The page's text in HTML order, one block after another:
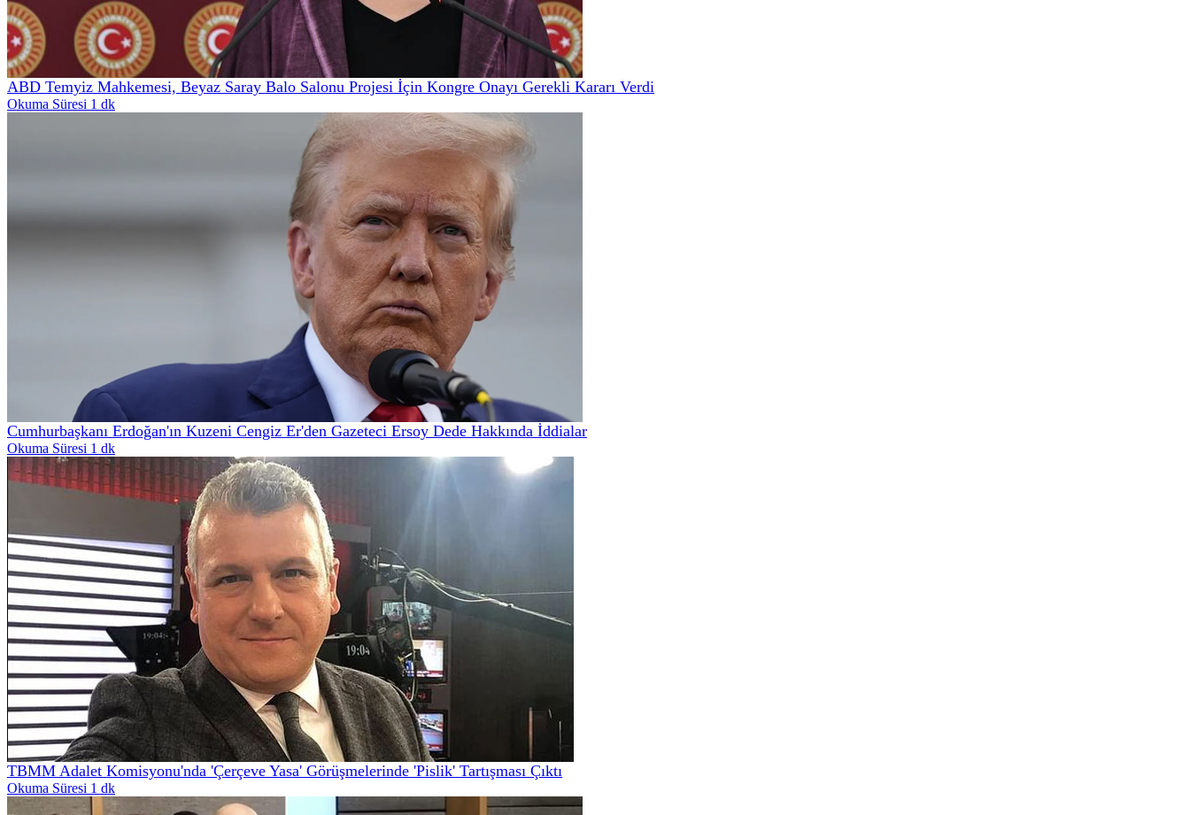
ABD Temyiz Mahkemesi, Beyaz Saray Balo Salonu Projesi İçin Kongre Onayı Gerekli Kararı Verdi
Okuma Süresi 1 dk
Cumhurbaşkanı Erdoğan'ın Kuzeni Cengiz Er'den Gazeteci Ersoy Dede Hakkında İddialar
Okuma Süresi 1 dk
TBMM Adalet Komisyonu'nda 'Çerçeve Yasa' Görüşmelerinde 'Pislik' Tartışması Çıktı
Okuma Süresi 1 dk